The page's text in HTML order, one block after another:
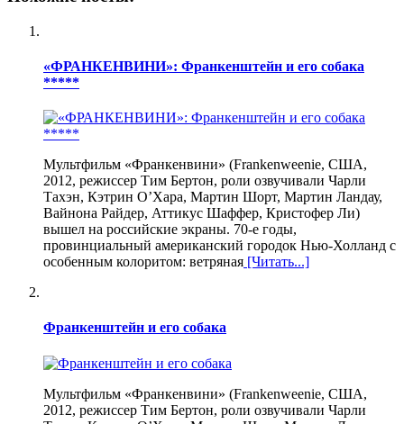
«ФРАНКЕНВИНИ»: Франкенштейн и его собака
*****
Мультфильм «Франкенвини» (Frankenweenie, США,
2012, режиссер Тим Бертон, роли озвучивали Чарли
Тахэн, Кэтрин О’Хара, Мартин Шорт, Мартин Ландау,
Вайнона Райдер, Аттикус Шаффер, Кристофер Ли)
вышел на российские экраны. 70-е годы,
провинциальный американский городок Нью-Холланд с
особенным колоритом: ветряная [Читать...]
Франкенштейн и его собака
Мультфильм «Франкенвини» (Frankenweenie, США,
2012, режиссер Тим Бертон, роли озвучивали Чарли